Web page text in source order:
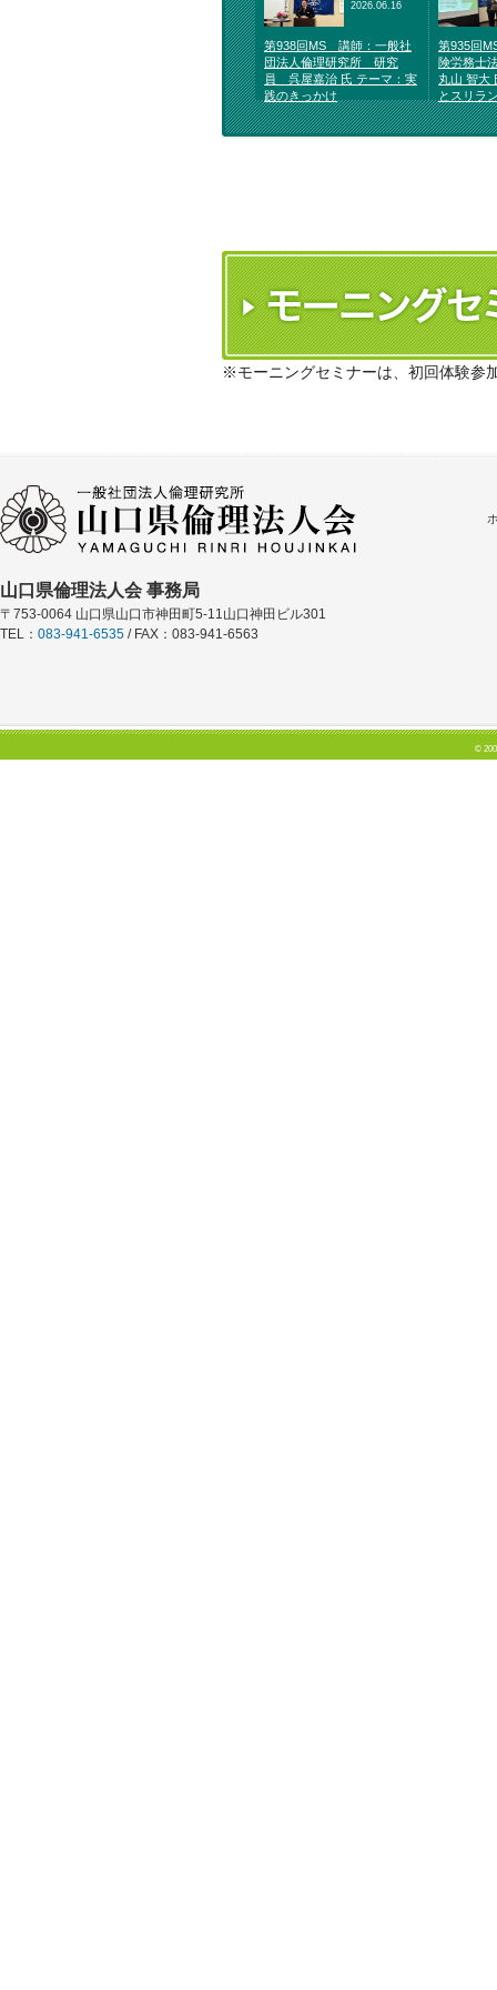
2026.06.16
第938回MS 講師：一般社
団法人倫理研究所 研究
員 呉屋嘉治 氏 テーマ：実
践のきっかけ
第935回
険労務士
丸山 智大
とスリラ
※モーニングセミナーは、初回体験参
山口県倫理法人会 事務局
〒753-0064 山口県山口市神田町5-11山口神田ビル301
TEL： 083-941-6535 / FAX：083-941-6563
©